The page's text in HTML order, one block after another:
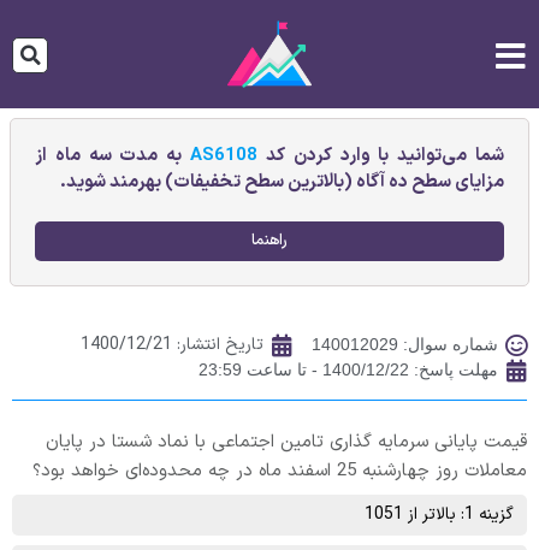
شما می‌توانید با وارد کردن کد AS6108به مدت سه ماه از
مزایای سطح ده آگاه (بالاترین سطح تخفیفات) بهرمند شوید.
راهنما
شماره سوال: 140012029 تاریخ انتشار: 1400/12/21
مهلت پاسخ: 1400/12/22 - تا ساعت 23:59
قیمت پایانی سرمايه گذاری تامين اجتماعی با نماد شستا در پایان
معاملات روز چهارشنبه 25 اسفند ماه در چه محدوده‌ای خواهد بود؟
گزینه 1: بالاتر از 1051